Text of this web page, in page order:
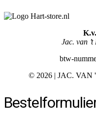
Jac. van
btw-
© 2026 | JAC.